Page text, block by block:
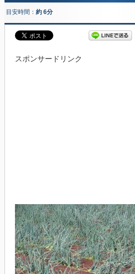
目安時間： 約 6分
スポンサードリンク